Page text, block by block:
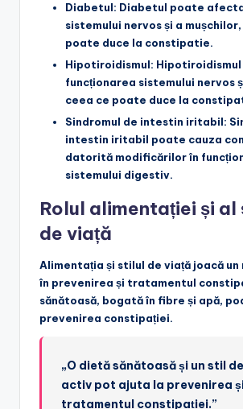
Diabetul: Diabetul poate
sistemului nervos și a
poate duce la constipatie.
Hipotiroidismul:
funcționarea sistemului nervos
ceea ce poate duce la
Sindromul de intestin iritabil:
intestin iritabil poate cauza
datorită modificărilor în
sistemului digestiv.
Rolul alimentației și al
de viață
Alimentația și stilul de viață joacă
în prevenirea și tratamentul
sănătoasă, bogată în fibre și apă,
prevenirea constipației.
„O dietă sănătoasă și un stil
activ pot ajuta la prevenirea
tratamentul constipației.”